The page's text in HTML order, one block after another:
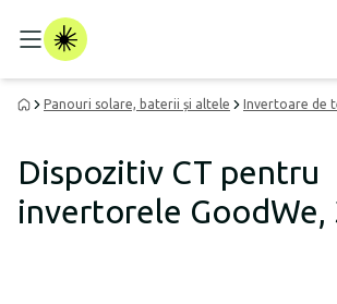
Panouri solare, baterii și altele Invertoare de
Dispozitiv CT pentru
invertorele GoodWe,